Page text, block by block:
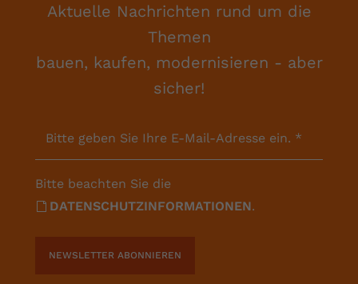
Aktuelle Nachrichten rund um die
Themen
bauen, kaufen, modernisieren - aber
sicher!
Bitte geben Sie Ihre E-Mail-Adresse ein. *
Bitte beachten Sie die
DATENSCHUTZINFORMATIONEN.
NEWSLETTER ABONNIEREN